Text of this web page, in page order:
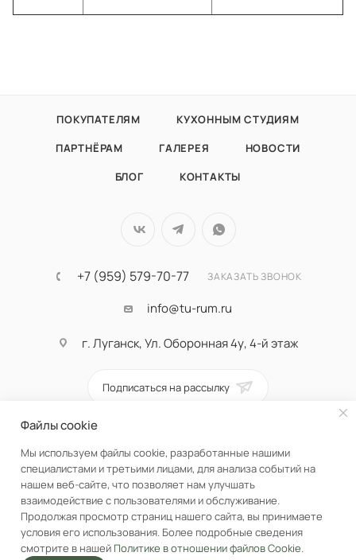
ПОКУПАТЕЛЯМ
КУХОННЫМ СТУДИЯМ
ПАРТНЁРАМ
ГАЛЕРЕЯ
НОВОСТИ
БЛОГ
КОНТАКТЫ
+7 (959) 579-70-77 ЗАКАЗАТЬ ЗВОНОК
info@tu-rum.ru
г. Луганск, Ул. Оборонная 4у, 4-й этаж
Подписаться на рассылку
Файлы cookie
Мы используем файлы cookie, разработанные нашими
специалистами и третьими лицами, для анализа событий на
нашем веб-сайте, что позволяет нам улучшать
взаимодействие с пользователями и обслуживание.
Продолжая просмотр страниц нашего сайта, вы принимаете
условия его использования. Более подробные сведения
смотрите в нашей Политике в отношении файлов Cookie.